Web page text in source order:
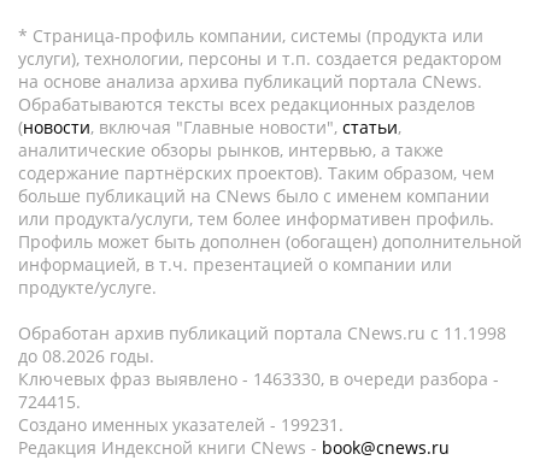
* Страница-профиль компании, системы (продукта или
услуги), технологии, персоны и т.п. создается редактором
на основе анализа архива публикаций портала CNews.
Обрабатываются тексты всех редакционных разделов
(новости, включая "Главные новости", статьи,
аналитические обзоры рынков, интервью, а также
содержание партнёрских проектов). Таким образом, чем
больше публикаций на CNews было с именем компании
или продукта/услуги, тем более информативен профиль.
Профиль может быть дополнен (обогащен) дополнительной
информацией, в т.ч. презентацией о компании или
продукте/услуге.
Обработан архив публикаций портала CNews.ru c 11.1998
до 08.2026 годы.
Ключевых фраз выявлено - 1463330, в очереди разбора -
724415.
Создано именных указателей - 199231.
Редакция Индексной книги CNews - book@cnews.ru